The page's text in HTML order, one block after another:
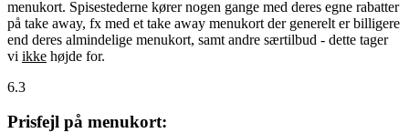
menukort. Spisestederne kører nogen gange med deres egne rabatter
på take away, fx med et take away menukort der generelt er billigere
end deres almindelige menukort, samt andre særtilbud - dette tager
vi ikke højde for.
6.3
Prisfejl på menukort: